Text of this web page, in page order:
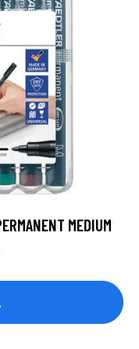
MEDIUM